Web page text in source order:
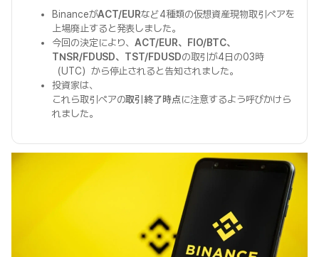
BinanceがACT/EURなど4種類の仮想資産現物取引ペアを
上場廃止すると発表しました。
今回の決定により、ACT/EUR、FIO/BTC、
TNSR/FDUSD、TST/FDUSDの取引が4日の03時
（UTC）から停止されると告知されました。
投資家は、
これら取引ペアの取引終了時点に注意するよう呼びかけら
れました。